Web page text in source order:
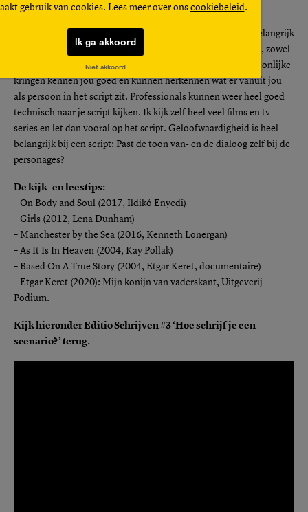
gebruik van cookies. Lees meer over ons cookiebeleid.
Ik ga akkoord
Niet akkoord
Tips van Saar
‘Je moet op je bek durven gaan. Falen is menselijk en een belangrijk
leerproces. Ook moet je meerwaarde hechten aan feedback, zowel
op professioneel als persoonlijk gebied. Mensen uit je persoonlijke
kringen kennen jou goed en kunnen herkennen wat er vanuit jou
als persoon in het script zit. Professionals kunnen weer heel goed
technisch naar je script kijken. Ik kijk zelf heel veel films en tv-
series en let dan vooral op het script. Geloofwaardigheid is heel
belangrijk bij een script: Past de toon van- en de dialoog zelf bij de
personages?
De kijk- en leestips:
– On Body and Soul (2017, Ildikó Enyedi)
– Girls (2012, Lena Dunham)
– Manchester by the Sea (2016, Kenneth Lonergan)
– As It Is In Heaven (2004, Kay Pollak)
– Based On A True Story (2004, Etgar Keret, documentaire)
– Etgar Keret (2020): Mijn konijn van vaderskant, Uitgeverij
Podium.
Kijk hieronder Editio Schrijven #3 ‘Hoe schrijf je een
scenario?’ terug.